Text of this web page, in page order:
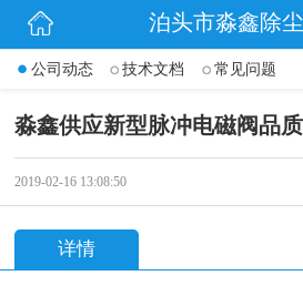
公司动态 技术文档 常见问题
淼鑫供应新型脉冲电磁阀品质
2019-02-16 13:08:50
详情